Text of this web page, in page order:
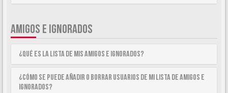
AMIGOS E IGNORADOS
¿Qué es la lista de Mis Amigos e Ignorados?
¿Cómo se puede añadir o borrar usuarios de mi lista de Amigos e
Ignorados?